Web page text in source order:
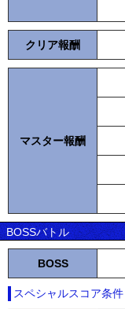
クリア報酬
マスター報酬
BOSSバトル
BOSS
スペシャルスコア条件